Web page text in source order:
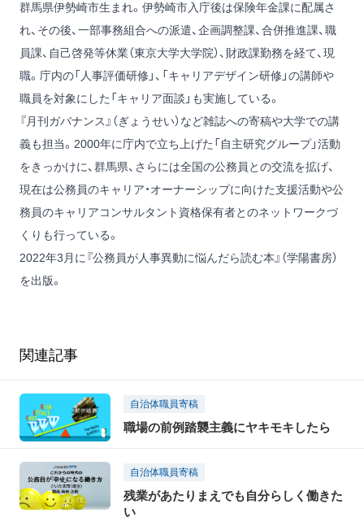
群馬県伊勢崎市生まれ。伊勢崎市入庁後は保険年金課に配属さ
れ、その後、一部事務組合への派遣、企画調整課、合併推進課、職
員課、自己啓発等休業（東京大学大学院）、財政課勤務を経て、現
職。庁内の「人事評価研修」、「キャリアデザイン研修」の講師や
職員を対象にした「キャリア面談」も実施している。
『月刊ガバナンス』（ぎょうせい）など雑誌への寄稿や大学での講
義も担当。2000年に庁内で立ち上げた「自主研究グループ」活動
をきっかけに、群馬県、さらには全国の公務員との交流を拡げ、
現在は公務員のキャリア・オーナーシップに向けた支援活動や公
務員のキャリアコンサルタント資格保有者とのネットワークづ
くりも行っている。
2022年3月に『公務員が人事異動に悩んだら読む本』 （学陽書房）
を出版。
関連記事
自治体職員寄稿
職場の前例踏襲主義にヤキモキしたら
自治体職員寄稿
残業があたりまえでも自分らしく働きた
い